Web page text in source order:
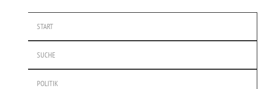
START
SUCHE
POLITIK